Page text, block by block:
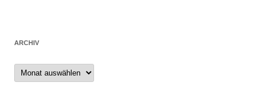
ARCHIV
Archiv